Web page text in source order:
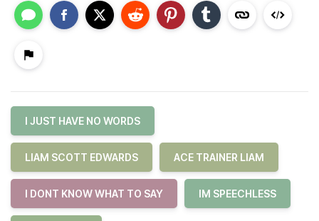
I JUST HAVE NO WORDS
LIAM SCOTT EDWARDS ACE TRAINER LIAM
I DONT KNOW WHAT TO SAY IM SPEECHLESS